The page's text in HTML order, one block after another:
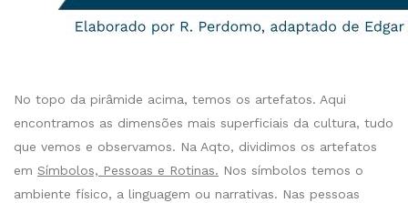
No topo da pirâmide acima, temos os artefatos. Aqui
encontramos as dimensões mais superficiais da cultura, tudo
que vemos e observamos. Na Aqto, dividimos os artefatos
em Símbolos, Pessoas e Rotinas. Nos símbolos temos o
ambiente físico, a linguagem ou narrativas. Nas pessoas